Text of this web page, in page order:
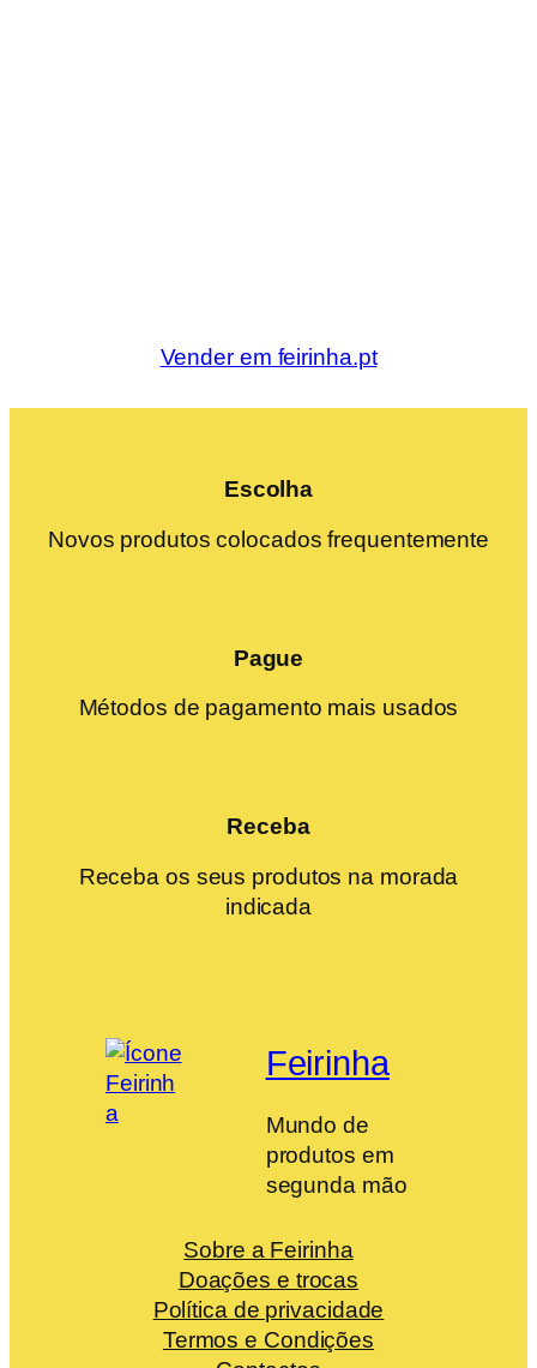
Vender em feirinha.pt
Escolha
Novos produtos colocados frequentemente
Pague
Métodos de pagamento mais usados
Receba
Receba os seus produtos na morada
indicada
Feirinha
Mundo de
produtos em
segunda mão
Sobre a Feirinha
Doações e trocas
Política de privacidade
Termos e Condições